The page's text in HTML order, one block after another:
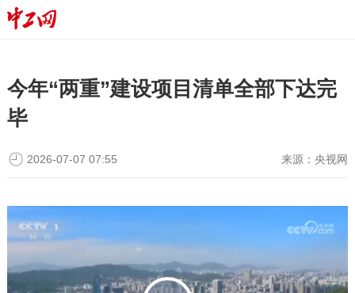
今年“两重”建设项目清单全部下达完
毕
来源：央视网
2026-07-07 07:55